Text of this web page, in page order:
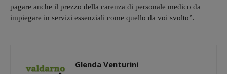
pagare anche il prezzo della carenza di personale medico da
impiegare in servizi essenziali come quello da voi svolto”.
Glenda Venturini